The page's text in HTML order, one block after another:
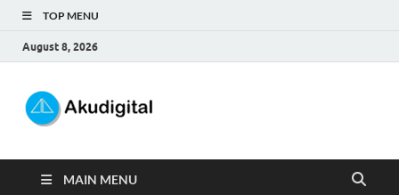
TOP MENU
August 8, 2026
MAIN MENU